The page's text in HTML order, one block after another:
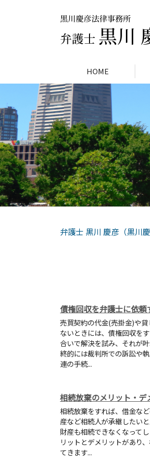
HOME
弁護士 黒川 慶彦（黒川
債権回収を弁護士に依頼
売買契約の代金(売掛金)や貸
ないときには、債権回収を
合いで解決を試み、それが
終的には裁判所での訴訟や
連の手続...
相続放棄のメリット・デ
相続放棄をすれば、借金な
産など相続人が承継したい
財産も相続できなくなって
リットとデメリットがあり
てきます...